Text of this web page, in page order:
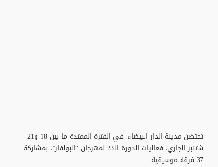
تحتضن مدينة الدار البيضاء، في الفترة الممتدة ما بين 18 و21
شتنبر الجاري، فعاليات الدورة الـ23 لمهرجان “البولفار”، بمشاركة
37 فرقة موسيقية.